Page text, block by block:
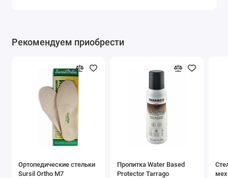
Рекомендуем приобрести
Ортопедические стельки
Sursil Ortho М7
Пропитка Water Based
Protector Tarrago
мех